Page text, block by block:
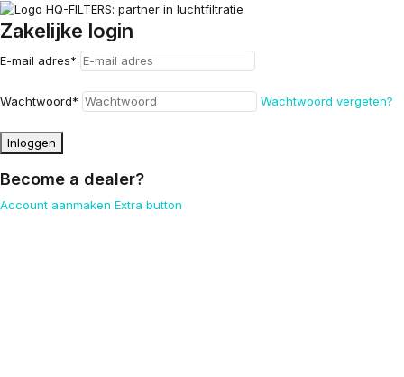
Zakelijke login
E-mail adres*
Wachtwoord* Wachtwoord vergeten?
Inloggen
Become a dealer?
Account aanmaken Extra button